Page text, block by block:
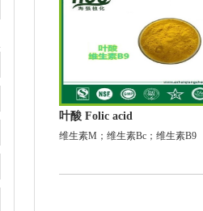
叶酸 Folic acid
维生素M；维生素Bc；维生素B9